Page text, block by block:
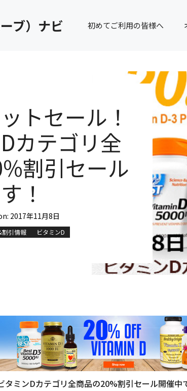
ブ）ナビ 初めてご利用の皆様へ
トセール！
カテゴリ全
割引セール
！
2017年11月8日
割引情報 ビタミンD
タミンDカテゴリ全商品の20%割引セール開催中